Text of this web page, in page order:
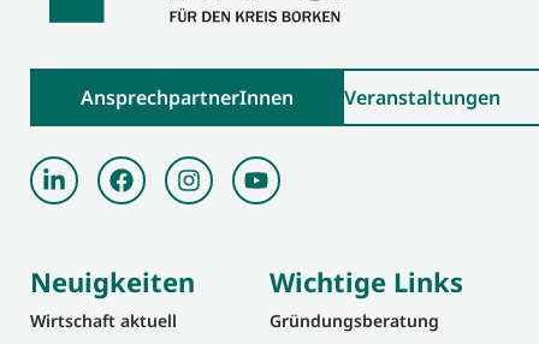
AnsprechpartnerInnen Veranstaltungen
Neuigkeiten
Wirtschaft aktuell
Wichtige Links
Gründungsberatung